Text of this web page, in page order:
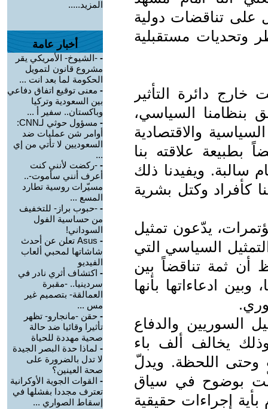
على تناقضات دولية
وتحديات مستقبلية
دائرة التأثير
بنظامنا السياسي،
والاقتصادية
بطبيعة علاقته بنا
سالبة. ويفيدنا ذلك
كأفراد وكتل بشرية
يدّعون تمثيل
السياسي التي
أن ثمة تناقضاً بين
ادعاءاتها بأنها
السوريين والدفاع
يخالف ألف باء
وحتى اللحظة. ويدلّ
بوضوح في سياق
بأية إجراءات حقيقية
المزيد.....
أخبار عامة
- -الشيوخ- الأمريكي يقر
مشروع قانون لتمويل
الحكومة لما بعد انت ...
- معنى توقيع اتفاق دفاعي
بين السعودية وتركيا
وباكستان.. سفير أ ...
-
مسؤول حوثي لـCNN:
أوامر شن عمليات ضد
السعوديين لا تأتي من إي
...
- -ركضت لأنني كنت
أعرف أنني سأموت-..
مسيّرات روسية تطارد
المسع ...
- -حبوب براز- للتخفيف
من حساسية الفول
السوداني!
-
Asus تعلن عن أحدث
شاشاتها لمحبي ألعاب
الفيديو
- اكتشاف أثري نادر في
سردينيا.. -مقبرة
العمالقة- بتصميم غير
مس ...
- حقن -مانجارو- تظهر
تأثيرا وقائيا ضد حالة
صحية مهددة للحياة
- لماذا حدة البصر الجيدة
لا تدل بالضرورة على
صحة العينين؟
- القوات الجوية الأوكرانية
تعترف مجددا بفشلها في
إسقاط الصواري ...